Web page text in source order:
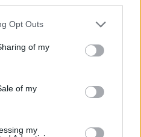
uses one or more Google
behaviour. You may click to
and its third-party tags to
purposes in below Google
Opt Outs
of my
of my
my